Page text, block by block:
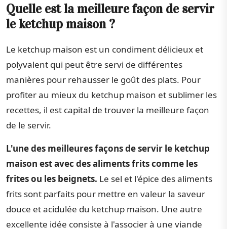
Quelle est la meilleure façon de servir
le ketchup maison ?
Le ketchup maison est un condiment délicieux et
polyvalent qui peut être servi de différentes
manières pour rehausser le goût des plats. Pour
profiter au mieux du ketchup maison et sublimer les
recettes, il est capital de trouver la meilleure façon
de le servir.
L'une des meilleures façons de servir le ketchup
maison est avec des aliments frits comme les
frites ou les beignets. Le sel et l'épice des aliments
frits sont parfaits pour mettre en valeur la saveur
douce et acidulée du ketchup maison. Une autre
excellente idée consiste à l'associer à une viande